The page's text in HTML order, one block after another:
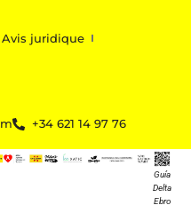
Avis juridique
+34 621 14 97 76
Guía
Delta
Ebro